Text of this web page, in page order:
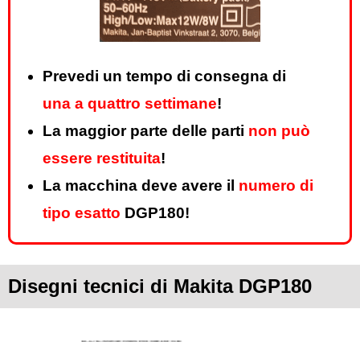
Prevedi un tempo di consegna di
una a quattro settimane!
La maggior parte delle parti non può
essere restituita!
La macchina deve avere il numero di
tipo esatto DGP180!
Disegni tecnici di Makita DGP180